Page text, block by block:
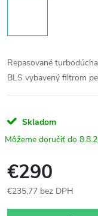
Repasované
BLS vybavený filtrom
Skladom
€290
€235,77 bez DPH